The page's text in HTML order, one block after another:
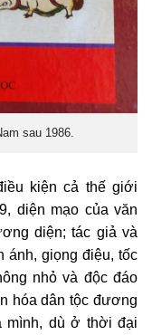
sau 1986.
kiện cả thế giới
diện mạo của văn
diện; tác giả và
ánh, giọng điệu, tốc
nhỏ và độc đáo
hóa dân tộc đương
mình, dù ở thời đại